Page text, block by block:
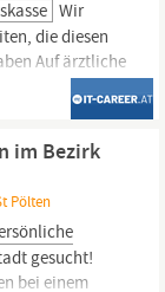
Wir
die diesen
Auf ärztliche
von
der Gewinnung
im Bezirk
Pölten
gesucht!
bei einem